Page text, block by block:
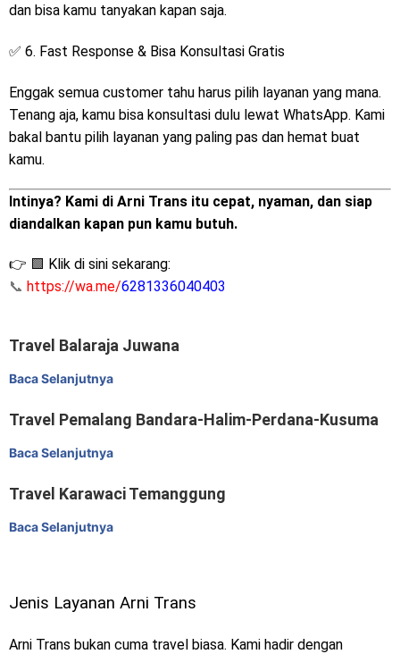
dan bisa kamu tanyakan kapan saja.
✅ 6. Fast Response & Bisa Konsultasi Gratis
Enggak semua customer tahu harus pilih layanan yang mana.
Tenang aja, kamu bisa konsultasi dulu lewat WhatsApp. Kami
bakal bantu pilih layanan yang paling pas dan hemat buat
kamu.
Intinya? Kami di Arni Trans itu cepat, nyaman, dan siap
diandalkan kapan pun kamu butuh.
👉 🟩 Klik di sini sekarang:
📞 https://wa.me/6281336040403
Travel Balaraja Juwana
Baca Selanjutnya
Travel Pemalang Bandara-Halim-Perdana-Kusuma
Baca Selanjutnya
Travel Karawaci Temanggung
Baca Selanjutnya
Jenis Layanan Arni Trans
Arni Trans bukan cuma travel biasa. Kami hadir dengan